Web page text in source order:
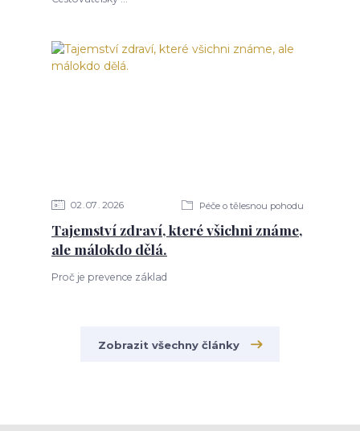
02 07 2026 Péče o tělesnou pohodu
Tajemství zdraví, které všichni známe,
ale málokdo dělá.
Proč je prevence základ
Zobrazit všechny články